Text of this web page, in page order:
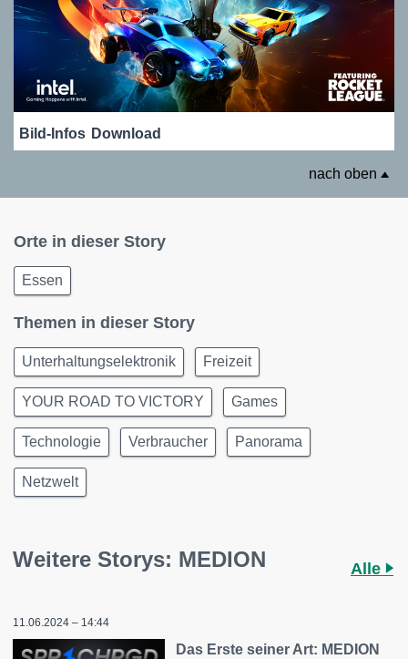
Bild-Infos Download
nach oben
Orte in dieser Story
Essen
Themen in dieser Story
Unterhaltungselektronik Freizeit
YOUR ROAD TO VICTORY Games
Technologie Verbraucher Panorama
Netzwelt
Weitere Storys: MEDION Alle
11.06.2024 – 14:44
Das Erste seiner Art: MEDION